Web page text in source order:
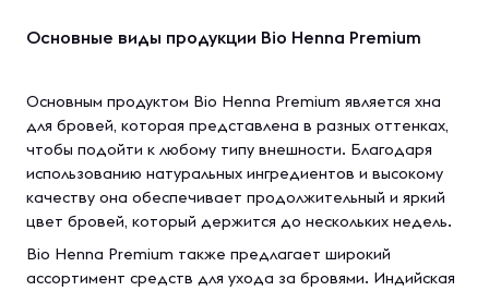
Основные виды продукции Bio Henna Premium
Основным продуктом Bio Henna Premium является хна
для бровей, которая представлена в разных оттенках,
чтобы подойти к любому типу внешности. Благодаря
использованию натуральных ингредиентов и высокому
качеству она обеспечивает продолжительный и яркий
цвет бровей, который держится до нескольких недель.
Bio Henna Premium также предлагает широкий
ассортимент средств для ухода за бровями. Индийская